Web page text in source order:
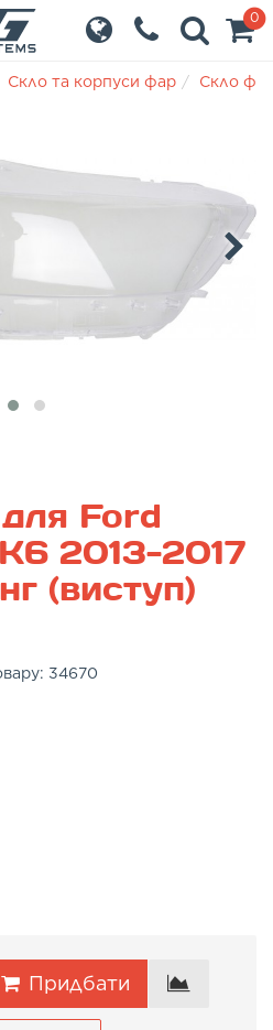
0
Скло та корпуси фар Скло
Ford
2013-2017
(виступ)
34670
Придбати